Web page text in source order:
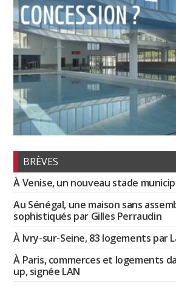
BRÈVES
À Venise, un nouveau stade
Au Sénégal, une maison sans
sophistiqués par Gilles Perraudin
À Ivry-sur-Seine, 83 logements par
À Paris, commerces et logements
up, signée LAN